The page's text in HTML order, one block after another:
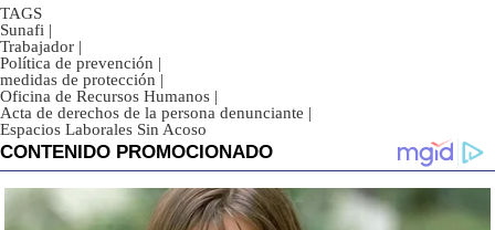
TAGS
Sunafi |
Trabajador |
Política de prevención |
medidas de protección |
Oficina de Recursos Humanos |
Acta de derechos de la persona denunciante |
Espacios Laborales Sin Acoso